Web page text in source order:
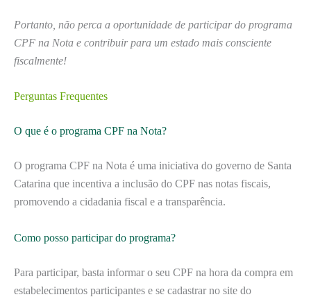
Portanto, não perca a oportunidade de participar do programa
CPF na Nota e contribuir para um estado mais consciente
fiscalmente!
Perguntas Frequentes
O que é o programa CPF na Nota?
O programa CPF na Nota é uma iniciativa do governo de Santa
Catarina que incentiva a inclusão do CPF nas notas fiscais,
promovendo a cidadania fiscal e a transparência.
Como posso participar do programa?
Para participar, basta informar o seu CPF na hora da compra em
estabelecimentos participantes e se cadastrar no site do